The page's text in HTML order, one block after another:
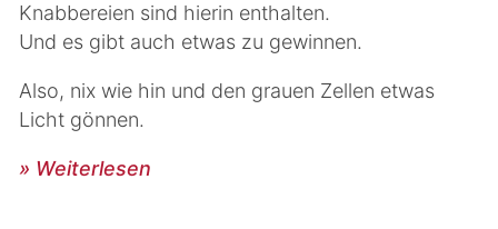
Knabbereien sind hierin enthalten.
Und es gibt auch etwas zu gewinnen.
Also, nix wie hin und den grauen Zellen etwas
Licht gönnen.
» Weiterlesen